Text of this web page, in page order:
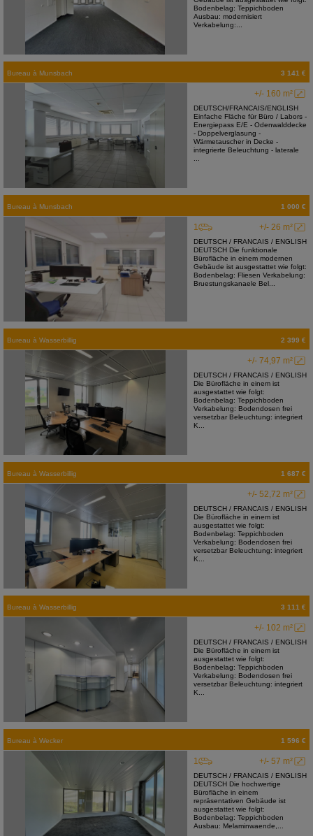
Bodenbelag: Teppichboden
Ausbau: modernisiert
Verkabelung:...
Bureau à Munsbach 3 141 €
+/- 160 m²
DEUTSCH/FRANCAIS/ENGLISH
Einfache Fläche für Büro / Labors -
Energiepass E/E - Odenwalddecke
- Doppelverglasung -
Wärmetauscher in Decke -
integrierte Beleuchtung - laterale
Bureau à Munsbach 1 000 €
+/- 26 m²
1
DEUTSCH / FRANCAIS / ENGLISH
DEUTSCH Die funktionale
Bürofläche in einem modernen
Gebäude ist ausgestattet wie folgt:
Bodenbelag: Fliesen Verkabelung:
Bruestungskanaele Bel...
Bureau à Wasserbillig 2 399 €
+/- 74,97 m²
DEUTSCH / FRANCAIS / ENGLISH
Die Bürofläche in einem ist
ausgestattet wie folgt:
Bodenbelag: Teppichboden
Verkabelung: Bodendosen frei
versetzbar Beleuchtung: integriert
K...
Bureau à Wasserbillig 1 687 €
+/- 52,72 m²
DEUTSCH / FRANCAIS / ENGLISH
Die Bürofläche in einem ist
ausgestattet wie folgt:
Bodenbelag: Teppichboden
Verkabelung: Bodendosen frei
versetzbar Beleuchtung: integriert
K...
Bureau à Wasserbillig 3 111 €
+/- 102 m²
DEUTSCH / FRANCAIS / ENGLISH
Die Bürofläche in einem ist
ausgestattet wie folgt:
Bodenbelag: Teppichboden
Verkabelung: Bodendosen frei
versetzbar Beleuchtung: integriert
K...
Bureau à Wecker 1 596 €
+/- 57 m²
1
DEUTSCH / FRANCAIS / ENGLISH
DEUTSCH Die hochwertige
Bürofläche in einem
repräsentativen Gebäude ist
ausgestattet wie folgt:
Bodenbelag: Teppichboden
Ausbau: Melaminwaende,...